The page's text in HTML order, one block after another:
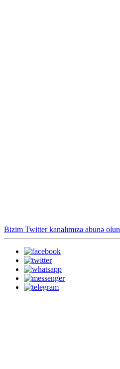
Bizim Twitter kanalımıza abunə olun